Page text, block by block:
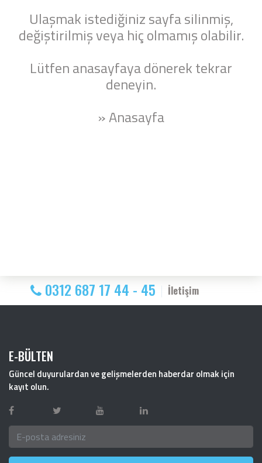
Ulaşmak istediğiniz sayfa silinmiş,
değiştirilmiş veya hiç olmamış olabilir.
Lütfen anasayfaya dönerek tekrar
deneyin.
» Anasayfa
0312 687 17 44 - 45 İletişim
E-BÜLTEN
Güncel duyurulardan ve gelişmelerden haberdar olmak için
kayıt olun.